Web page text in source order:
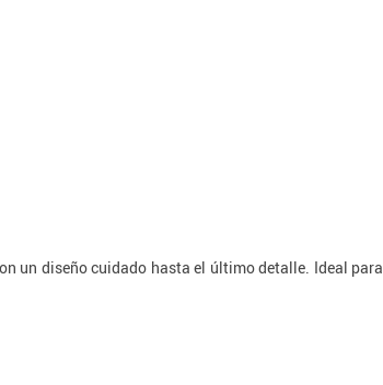
un diseño cuidado hasta el último detalle. Ideal